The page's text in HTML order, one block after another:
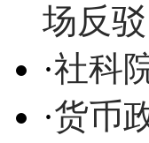
场反驳
·社科
·货币